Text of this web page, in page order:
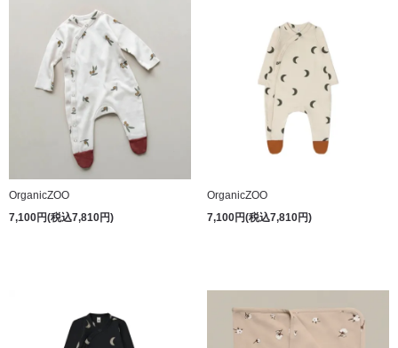
OrganicZOO
7,100円(税込7,810円)
OrganicZOO
7,100円(税込7,810円)